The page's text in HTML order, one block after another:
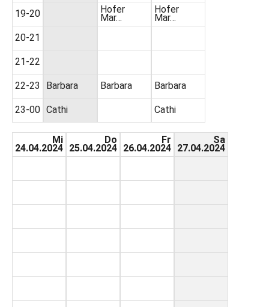
19-20
20-21
21-22
22-23
23-00
Barbara
Cathi
Hofer
Mar…
Barbara
Hofer
Mar…
Barbara
Cathi
Mi
24.04.2024
Do
25.04.2024
Fr
26.04.2024
Sa
27.04.2024